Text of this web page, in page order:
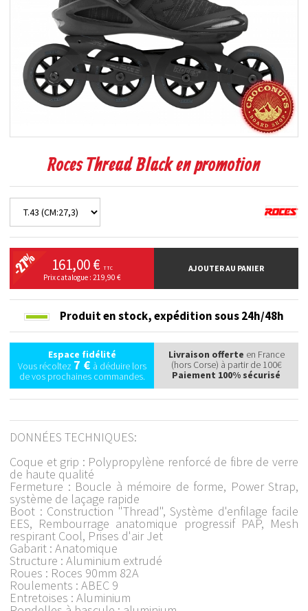
Roces Thread Black en promotion
161,00 € TTC
Prix catalogue : 219,90 €
AJOUTER AU PANIER
Produit en stock,expédition sous 24h/48h
Espace fidélité
Vous récoltez 7 €à déduire lors
de vos prochaines commandes.
Livraison offerte en France
(hors Corse) à partir de 100€
Paiement 100% sécurisé
DONNÉES TECHNIQUES:
Coque et grip : Polypropylène renforcé de fibre de verre
de haute qualité
Fermeture : Boucle à mémoire de forme, Power Strap,
système de laçage rapide
Boot : Construction "Thread", Système d'enfilage facile
EES, Rembourrage anatomique progressif PAP, Mesh
respirant Cool, Prises d'air Jet
Gabarit : Anatomique
Structure : Aluminium extrudé
Roues : Roces 90mm 82A
Roulements : ABEC 9
Entretoises : Aluminium